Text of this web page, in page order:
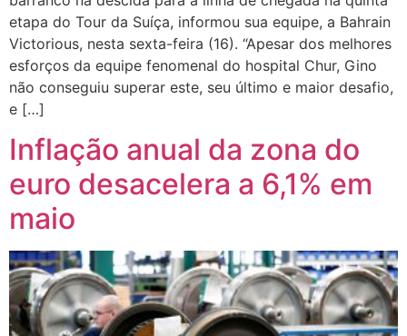
etapa do Tour da Suíça, informou sua equipe, a Bahrain
Victorious, nesta sexta-feira (16). “Apesar dos melhores
esforços da equipe fenomenal do hospital Chur, Gino
não conseguiu superar este, seu último e maior desafio,
e […]
Inflação anual da zona do
euro desacelera a 6,1% em
maio